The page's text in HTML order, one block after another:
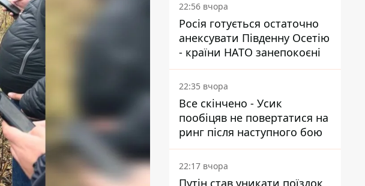
22:56 вчора
Росія готується остаточно
анексувати Південну Осетію
- країни НАТО занепокоєні
22:35 вчора
Все скінчено - Усик
пообіцяв не повертатися на
ринг після наступного бою
22:17 вчора
Путін став уникати поїздок